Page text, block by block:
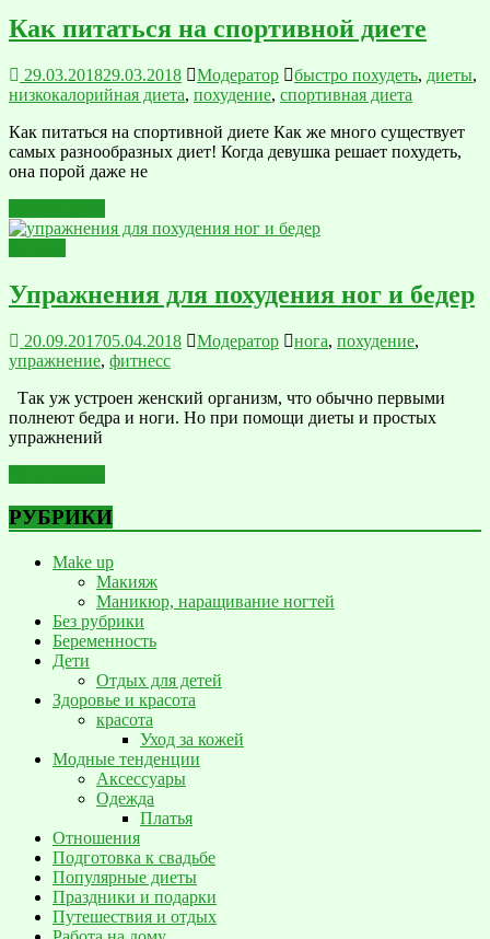
Как питаться на спортивной диете
29.03.201829.03.2018 Модератор быстро похудеть, диеты,
низкокалорийная диета, похудение, спортивная диета
Как питаться на спортивной диете Как же много существует
самых разнообразных диет! Когда девушка решает похудеть,
она порой даже не
Упражнения для похудения ног и бедер
20.09.201705.04.2018 Модератор нога, похудение,
упражнение, фитнесс
Так уж устроен женский организм, что обычно первыми
полнеют бедра и ноги. Но при помощи диеты и простых
упражнений
РУБРИКИ
Make up
Макияж
Маникюр, наращивание ногтей
Без рубрики
Беременность
Дети
Отдых для детей
Здоровье и красота
красота
Уход за кожей
Модные тенденции
Аксессуары
Одежда
Платья
Отношения
Подготовка к свадьбе
Популярные диеты
Праздники и подарки
Путешествия и отдых